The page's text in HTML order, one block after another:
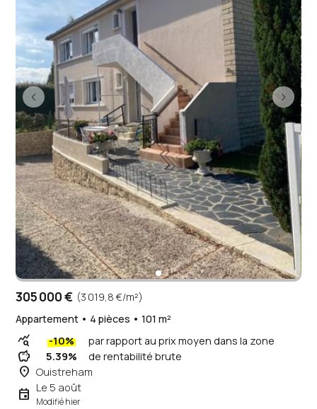
305 000 € (3 019,8 €/m²)
Appartement • 4 pièces • 101 m²
query_stats -10% par rapport au prix moyen dans la zone
savings 5.39% de rentabilité brute
place Ouistreham
event Le 5 août
Modifié hier